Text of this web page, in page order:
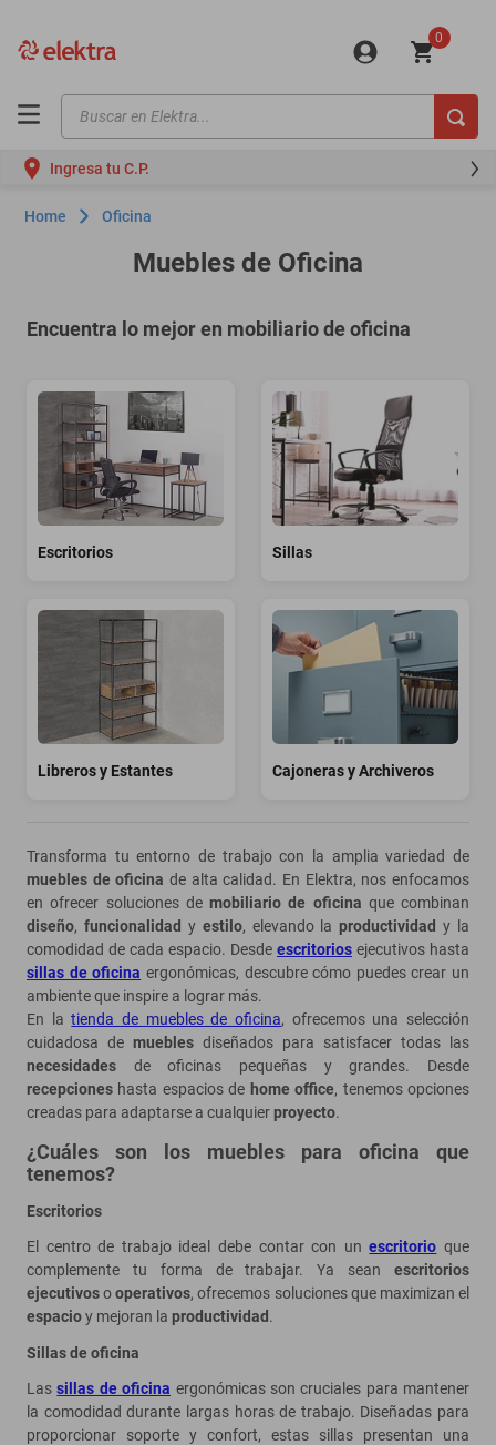
0
Buscar en Elektra...
Ingresa tu C.P.
Home Oficina
Muebles de Oficina
Encuentra lo mejor en mobiliario de oficina
Escritorios Sillas
Libreros y Estantes Cajoneras y Archiveros
Transforma tu entorno de trabajo con la amplia variedad de
muebles de oficina de alta calidad. En Elektra, nos enfocamos
en ofrecer soluciones de mobiliario de oficina que combinan
diseño, funcionalidad y estilo, elevando laproductividad y la
comodidad de cada espacio. Desde escritorios ejecutivos hasta
sillas de oficina ergonómicas, descubre cómo puedes crear un
ambiente que inspire a lograr más.
En latienda de muebles de oficina, ofrecemos una selección
cuidadosa de muebles diseñados para satisfacer todas las
necesidades de oficinas pequeñas y grandes. Desde
recepciones hasta espacios de home office, tenemos opciones
creadas para adaptarse a cualquierproyecto.
¿Cuáles son los muebles para oficina que
tenemos?
Escritorios
El centro de trabajo ideal debe contar con unescritorio que
complemente tu forma de trabajar. Ya sean escritorios
ejecutivosooperativos, ofrecemos soluciones que maximizan el
espacioy mejoran la productividad .
Sillas de oficina
Lassillas de oficina ergonómicas son cruciales para mantener
la comodidad durante largas horas de trabajo. Diseñadas para
proporcionar soporte y confort, estas sillas presentan una
motos
moto
celulares
refrigeradores
colchones
salas
oppo
motoneta